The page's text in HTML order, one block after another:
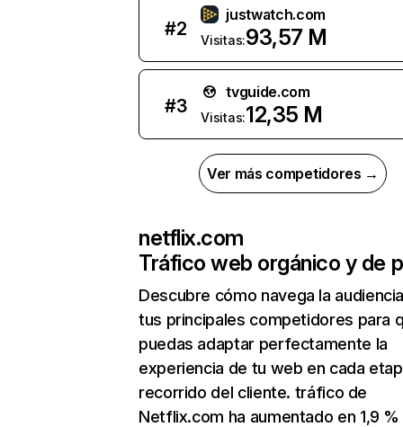
#2
justwatch.com
Visitas:93,57 M
#3
tvguide.com
Visitas:12,35 M
Ver más competidores →
netflix.com
Tráfico web orgánico y de
Descubre cómo navega la
tus principales competidores para
puedas adaptar perfectamente la
experiencia de tu web en cada
recorrido del cliente. tráfico de
Netflix.com ha aumentado en 1,9